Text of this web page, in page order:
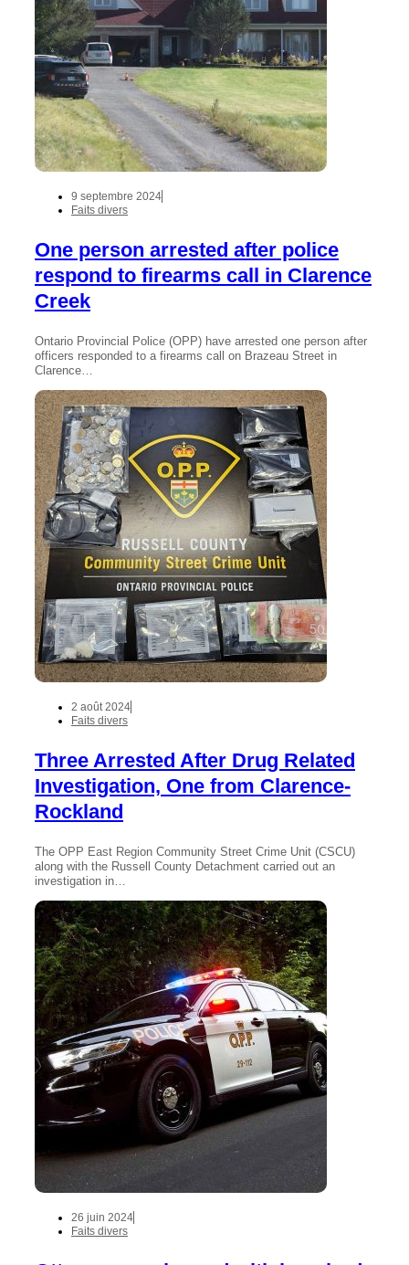
9 septembre 2024
Faits divers
One person arrested after police
respond to firearms call in Clarence
Creek
Ontario Provincial Police (OPP) have arrested one person after
officers responded to a firearms call on Brazeau Street in
Clarence…
2 août 2024
Faits divers
Three Arrested After Drug Related
Investigation, One from Clarence-
Rockland
The OPP East Region Community Street Crime Unit (CSCU)
along with the Russell County Detachment carried out an
investigation in…
26 juin 2024
Faits divers